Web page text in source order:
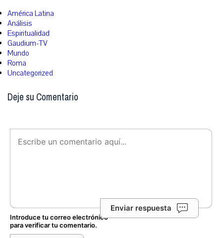
América Latina
Análisis
Espiritualidad
Gaudium-TV
Mundo
Roma
Uncategorized
Deje su Comentario
Enviar respuesta
Introduce tu correo electrónico
para verificar tu comentario.